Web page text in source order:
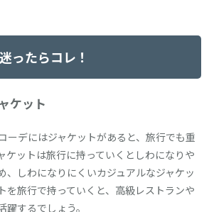
ったらコレ！
ケット
ーデにはジャケットがあると、旅行でも重
ケットは旅行に持っていくとしわになりや
、しわになりにくいカジュアルなジャケッ
を旅行で持っていくと、高級レストランや
するでしょう。